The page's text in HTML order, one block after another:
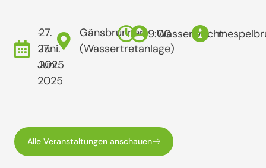
27.
Juni.
2025
-
27.
Juni.
2025
Gänsbrunnen
(Wassertretanlage)
19:00
Wasserwacht
Alle Veranstaltungen anschauen